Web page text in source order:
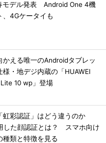
モデル発表 Android One 4機
、4Gケータイも
かえる唯一のAndroidタブレッ
・地デジ内蔵の「HUAWEI
10 wp」登場
虹彩認証」はどう違うのか
した顔認証とは？ スマホ向け
種類と特徴を見る